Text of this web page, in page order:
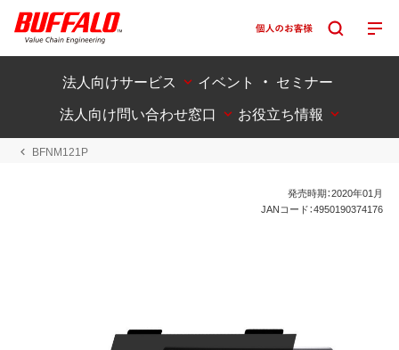
法人向けサービス
イベント ・ セミナー
法人向け問い合わせ窓口
お役立ち情報
BFNM121P
発売時期：2020年01月
JANコード：4950190374176